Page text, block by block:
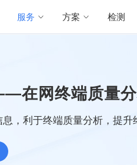
服务 方案 检测
在网终端质量
，利于终端质量分析，提升